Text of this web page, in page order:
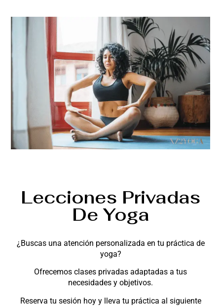
Lecciones Privadas
De Yoga
¿Buscas una atención personalizada en tu práctica de
yoga?
Ofrecemos clases privadas adaptadas a tus
necesidades y objetivos.
Reserva tu sesión hoy y lleva tu práctica al siguiente